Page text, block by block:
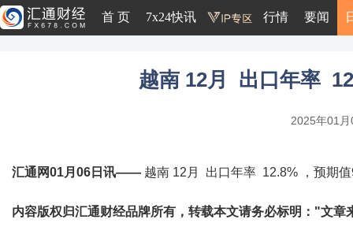
首 页 7x24快讯 行情 要闻
越南 12月 出口年率
2025年01
汇通网01月06日讯—— 越南 12月 出口年率 12.8% ，预期
内容版权归汇通财经品牌所有，转载本文请务必标明："文章